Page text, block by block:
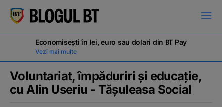
кириллица
Economisești în lei, euro sau dolari din BT Pay
Vezi mai multe
Voluntariat, împăduriri și educație,
cu Alin Useriu - Tășuleasa Social